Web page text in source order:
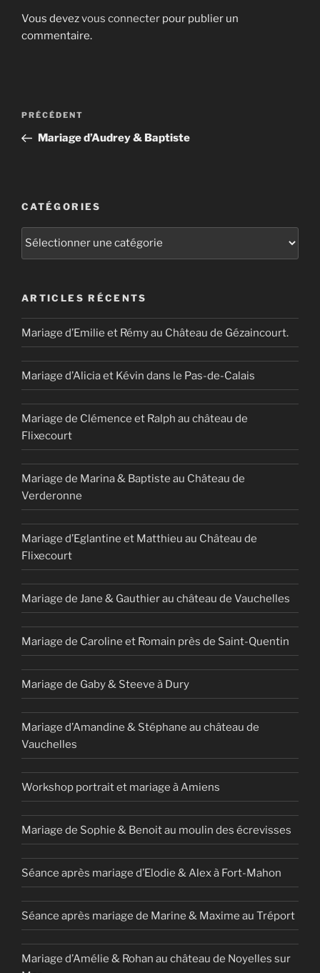
Vous devezvous connecter pour publier un
commentaire.
Navigation
l’article
Article
précédent
PRÉCÉDENT
Mariage d’Audrey & Baptiste
CATÉGORIES
Catégories
ARTICLES RÉCENTS
Mariage d’Emilie et Rémy au Château de Gézaincourt.
Mariage d’Alicia et Kévin dans le Pas-de-Calais
Mariage de Clémence et Ralph au château de
Flixecourt
Mariage de Marina & Baptiste au Château de
Verderonne
Mariage d’Eglantine et Matthieu au Château de
Flixecourt
Mariage de Jane & Gauthier au château de Vauchelles
Mariage de Caroline et Romain près de Saint-Quentin
Mariage de Gaby & Steeve à Dury
Mariage d’Amandine & Stéphane au château de
Vauchelles
Workshop portrait et mariage à Amiens
Mariage de Sophie & Benoit au moulin des écrevisses
Séance après mariage d’Elodie & Alex à Fort-Mahon
Séance après mariage de Marine & Maxime au Tréport
Mariage d’Amélie & Rohan au château de Noyelles sur